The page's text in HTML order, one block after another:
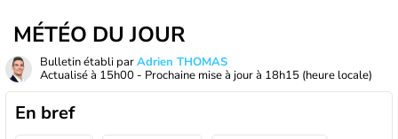
MÉTÉO DU JOUR
Bulletin établi parAdrien THOMAS
Actualisé à 15h00 - Prochaine mise à jour à 18h15 (heure locale)
En bref